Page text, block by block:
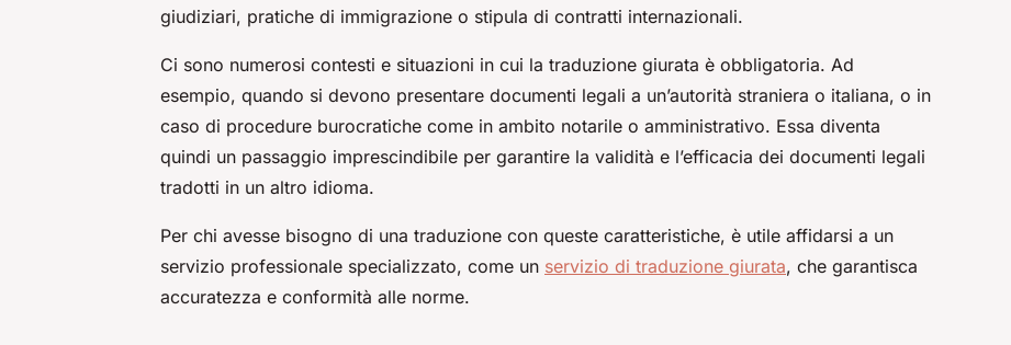
giudiziari, pratiche di immigrazione o stipula di contratti internazionali.
Ci sono numerosi contesti e situazioni in cui la traduzione giurata è obbligatoria. Ad
esempio, quando si devono presentare documenti legali a un’autorità straniera o italiana, o in
caso di procedure burocratiche come in ambito notarile o amministrativo. Essa diventa
quindi un passaggio imprescindibile per garantire la validità e l’efficacia dei documenti legali
tradotti in un altro idioma.
Per chi avesse bisogno di una traduzione con queste caratteristiche, è utile affidarsi a un
servizio professionale specializzato, come un servizio di traduzione giurata, che garantisca
accuratezza e conformità alle norme.